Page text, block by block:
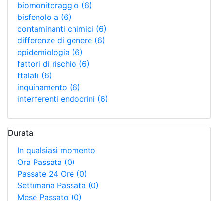
biomonitoraggio (6)
bisfenolo a (6)
contaminanti chimici (6)
differenze di genere (6)
epidemiologia (6)
fattori di rischio (6)
ftalati (6)
inquinamento (6)
interferenti endocrini (6)
Durata
In qualsiasi momento
Ora Passata (0)
Passate 24 Ore (0)
Settimana Passata (0)
Mese Passato (0)